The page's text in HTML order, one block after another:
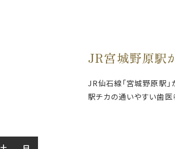
JR宮城野原駅
JR仙石線「宮城野原駅」
駅チカの通いやすい歯医